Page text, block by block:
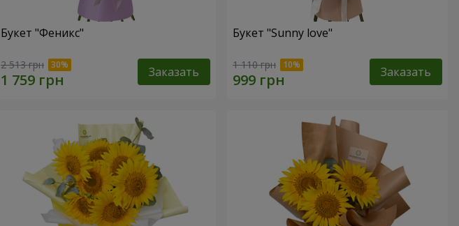
Букет "Феникс"
2 513 грн Заказать
Букет "Sunny love"
1 110 грн Заказать